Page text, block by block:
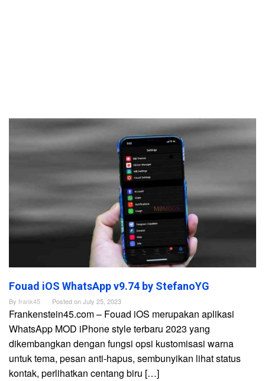
Frankenstein45.Com
Fouad iOS WhatsApp v9.74 by StefanoYG
By frank45 Posted onJuly 25, 2023
Frankenstein45.com – Fouad iOS merupakan aplikasi
WhatsApp MOD iPhone style terbaru 2023 yang
dikembangkan dengan fungsi opsi kustomisasi warna
untuk tema, pesan anti-hapus, sembunyikan lihat status
kontak, perlihatkan centang biru […]